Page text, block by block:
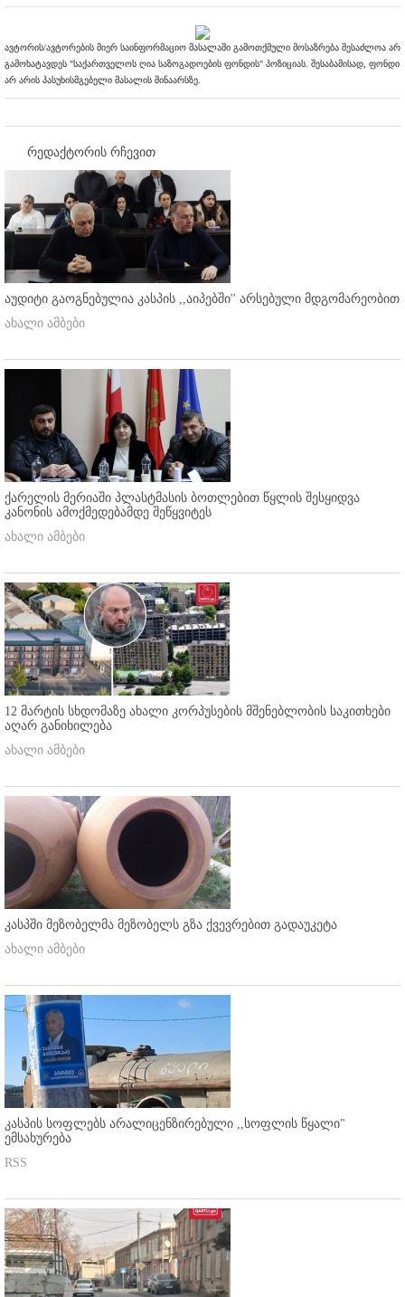
ავტორის/ავტორების მიერ საინფორმაციო მასალაში გამოთქმული მოსაზრება შესაძლოა არ
გამოხატავდეს "საქართველოს ღია საზოგადოების ფონდის" პოზიციას. შესაბამისად, ფონდი
არ არის პასუხისმგებელი მასალის შინაარსზე.
რედაქტორის რჩევით
აუდიტი გაოგნებულია კასპის ,,აიპებში'' არსებული მდგომარეობით
ახალი ამბები
ქარელის მერიაში პლასტმასის ბოთლებით წყლის შესყიდვა
კანონის ამოქმედებამდე შეწყვიტეს
ახალი ამბები
12 მარტის სხდომაზე ახალი კორპუსების მშენებლობის საკითხები
აღარ განიხილება
ახალი ამბები
კასპში მეზობელმა მეზობელს გზა ქვევრებით გადაუკეტა
ახალი ამბები
კასპის სოფლებს არალიცენზირებული ,,სოფლის წყალი"
ემსახურება
RSS